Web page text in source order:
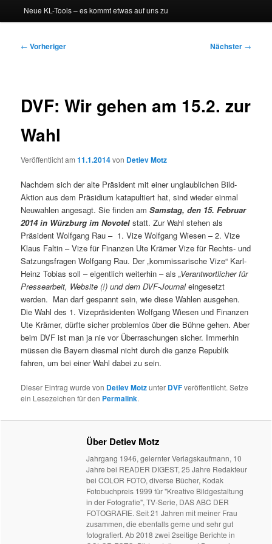
Neue KL-Tools – es kommt etwas auf uns zu
Beitragsnavigation
← Vorheriger Nächster →
DVF: Wir gehen am 15.2. zur
Wahl
Veröffentlicht am11.1.2014von Detlev Motz
Nachdem sich der alte Präsident mit einer unglaublichen Bild-
Aktion aus dem Präsidium katapultiert hat, sind wieder einmal
Neuwahlen angesagt. Sie finden amSamstag, den 15. Februar
2014 in Würzburg im Novotel statt. Zur Wahl stehen als
Präsident Wolfgang Rau – 1. Vize Wolfgang Wiesen – 2. Vize
Klaus Faltin – Vize für Finanzen Ute Krämer Vize für Rechts- und
Satzungsfragen Wolfgang Rau. Der „kommissarische Vize“ Karl-
Heinz Tobias soll – eigentlich weiterhin – als„Verantwortlicher für
Pressearbeit, Website (!) und dem DVF-Journaleingesetzt
werden. Man darf gespannt sein, wie diese Wahlen ausgehen.
Die Wahl des 1. Vizepräsidenten Wolfgang Wiesen und Finanzen
Ute Krämer, dürfte sicher problemlos über die Bühne gehen. Aber
beim DVF ist man ja nie vor Überraschungen sicher. Immerhin
müssen die Bayern diesmal nicht durch die ganze Republik
fahren, um bei einer Wahl dabei zu sein.
Dieser Eintrag wurde von Detlev Motzunter DVFveröffentlicht. Setze
ein Lesezeichen für den Permalink.
Über Detlev Motz
Jahrgang 1946, gelernter Verlagskaufmann, 10
Jahre bei READER DIGEST, 25 Jahre Redakteur
bei COLOR FOTO, diverse Bücher, Kodak
Fotobuchpreis 1999 für "Kreative Bildgestaltung
in der Fotografie", TV-Serie, DAS ABC DER
FOTOGRAFIE. Seit 21 Jahren mit meiner Frau
zusammen, die ebenfalls gerne und sehr gut
fotografiert. Ab 2018 zwei 2seitige Berichte in